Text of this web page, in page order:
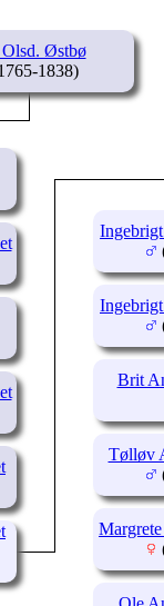
Østbø
1838)
Brit
Tølløv